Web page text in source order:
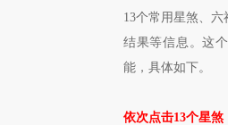
13个常用星煞、
结果等信息。这
能，具体如下。
依次点击13个星煞